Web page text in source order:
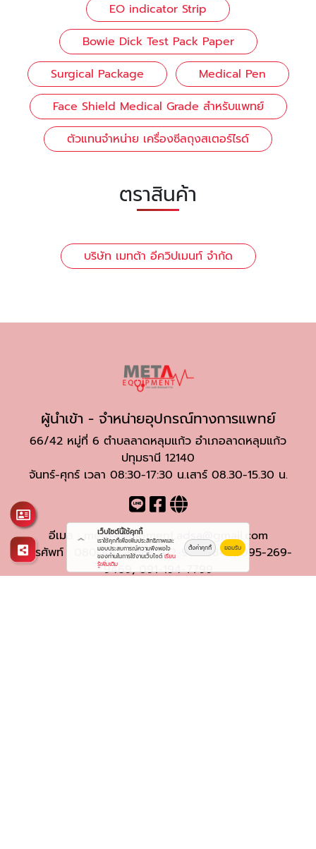
EO indicator Strip
Bowie Dick Test Pack Paper
Surgical Package
Medical Pen
Face Shield Medical Grade สำหรับแพทย์
ตัวแทนจำหน่าย เครื่องซีลถุงสเตอร์ไรด์
ตราสินค้า
บริษัท เมทต้า อีควิปเมนท์ จำกัด
ผู้นำเข้า - จำหน่ายอุปกรณ์ทางการแพทย์
66/42 หมู่ที่ 6 ตำบลลาดหลุมแก้ว อำเภอลาดหลุมแก้ว
ปทุมธานี 12140
จันทร์-ศุกร์ เวลา 08:30-17:30 น.เสาร์ 08.30-15.30 น.
อีเมล :meta.equipment.adsa@gmail.com
โทรศัพท์ :
080-442-6688,02-901-8840,095-269-
9469,091-194-7799
เว็บไซต์นี้ใช้คุกกี้
เราใช้คุกกี้เพื่อเพิ่มประสิทธิภาพและ
มอบประสบการณ์ความพึงพอใจ
ของท่านในการใช้งานเว็บไซต์ เรียน
รู้เพิ่มเติม
ตั้งค่าคุกกี้ ยอมรับ